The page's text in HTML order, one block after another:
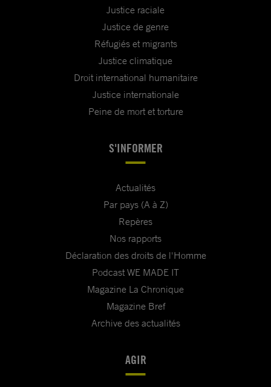
Justice raciale
Justice de genre
Réfugiés et migrants
Justice climatique
Droit international humanitaire
Justice internationale
Peine de mort et torture
S'INFORMER
Actualités
Par pays (A à Z)
Repères
Nos rapports
Déclaration des droits de l'Homme
Podcast WE MADE IT
Magazine La Chronique
Magazine Bref
Archive des actualités
AGIR